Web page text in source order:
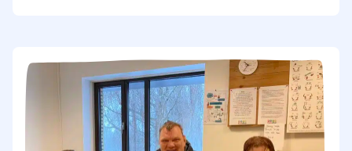
elke twee weken”, vertelt Sana,
brugfunctionaris op De Vier Windstreken.
“Zo zorgen we ervoor dat bijna alle
kinderen thuis een goedgevulde koelkast